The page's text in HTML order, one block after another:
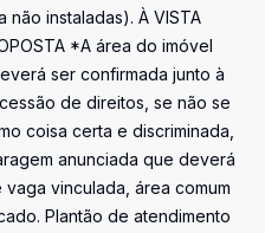
não instaladas). À VISTA
*A área do imóvel
ser confirmada junto à
de direitos, se não se
coisa certa e discriminada,
anunciada que deverá
vinculada, área comum
Plantão de atendimento